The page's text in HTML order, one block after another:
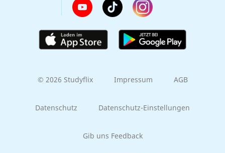
© 2026 Studyflix Impressum AGB
Datenschutz Datenschutz-Einstellungen
Gib uns Feedback